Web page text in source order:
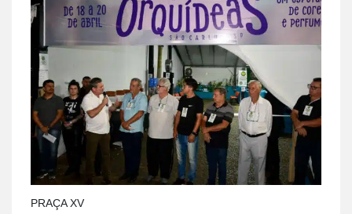
PRAÇA XV